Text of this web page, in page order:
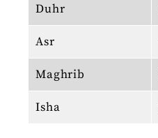
Duhr
Asr
Maghrib
Isha